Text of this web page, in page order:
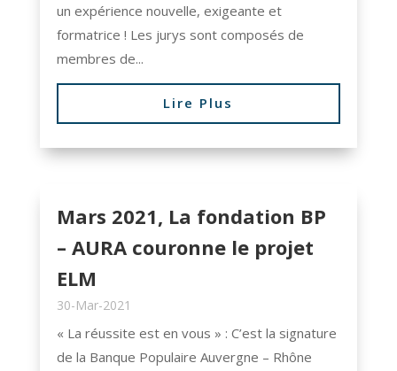
un expérience nouvelle, exigeante et
formatrice ! Les jurys sont composés de
membres de...
Lire Plus
Mars 2021, La fondation BP
– AURA couronne le projet
ELM
30-Mar-2021
« La réussite est en vous » : C’est la signature
de la Banque Populaire Auvergne – Rhône